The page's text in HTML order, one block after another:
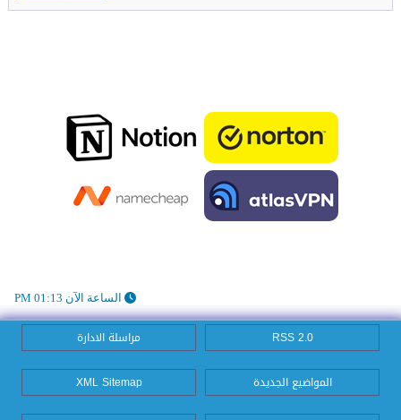
الساعة الآن 01:13 PM
RSS 2.0 مراسلة الادارة
المواضيع الجديدة XML Sitemap